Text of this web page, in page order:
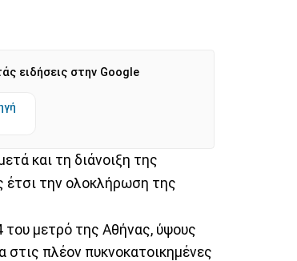
ειδήσεις στην Google
και τη διάνοιξη της
έτσι την ολοκλήρωση της
του μετρό της Αθήνας, ύψους
στις πλέον πυκνοκατοικημένες